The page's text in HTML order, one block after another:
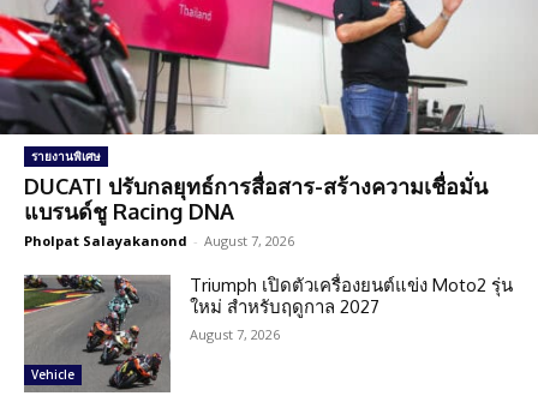
รายงานพิเศษ
DUCATI ปรับกลยุทธ์การสื่อสาร-สร้างความเชื่อมั่น
แบรนด์ชู Racing DNA
Pholpat Salayakanond - August 7, 2026
Vehicle
Triumph เปิดตัวเครื่องยนต์แข่ง Moto2 รุ่น
ใหม่ สำหรับฤดูกาล 2027
August 7, 2026